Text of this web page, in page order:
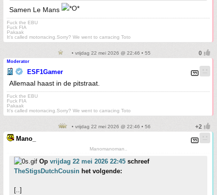
Samen Le Mans
Fuck the EBU
Fuck FIA
Pakaak
It's called motorracing.Sorry? We went to carracing Toto
• vrijdag 22 mei 2026 @ 22:46 • 55
Moderator
ESF1Gamer
Allemaal haast in de pitstraat.
Fuck the EBU
Fuck FIA
Pakaak
It's called motorracing.Sorry? We went to carracing Toto
• vrijdag 22 mei 2026 @ 22:46 • 56
Mano_
Manomanoman..
Op vrijdag 22 mei 2026 22:45 schreef
TheStigsDutchCousin het volgende:
[..]